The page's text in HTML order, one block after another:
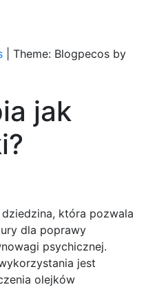
Theme: Blogpecos by
jak
która pozwala
dla poprawy
psychicznej.
jest
olejków